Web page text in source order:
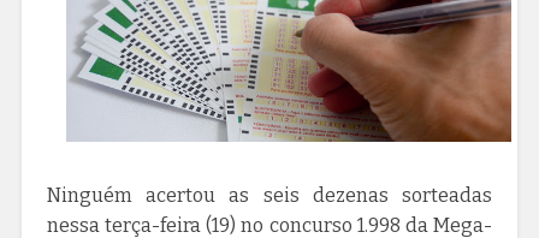
Ninguém acertou as seis dezenas sorteadas
nessa terça-feira (19) no concurso 1.998 da Mega-